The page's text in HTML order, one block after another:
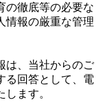
の徹底等の必要な
情報の厳重な管理
は、当社からのご
る回答として、電
ます。